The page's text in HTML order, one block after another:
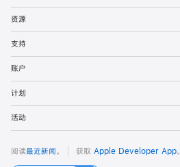
资源
支持
账户
计划
活动
阅读最近新闻。 获取 Apple Developer App。